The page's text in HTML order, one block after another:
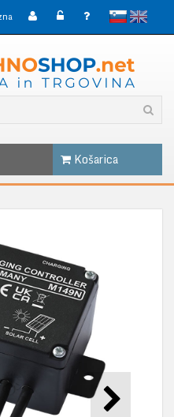
slovenskoEnglish
Košarica